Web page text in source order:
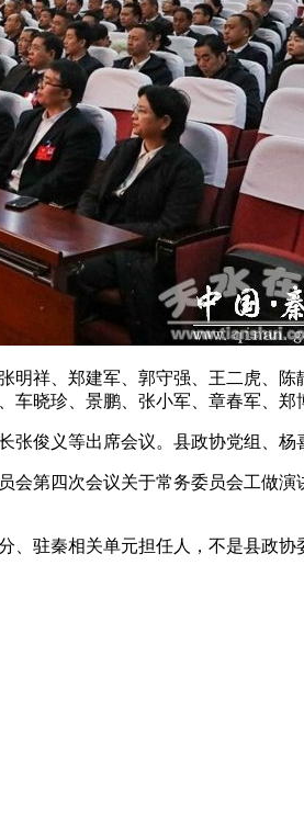
、郑建军、郭守强、王二虎、陈
晓珍、景鹏、张小军、章春军、郑
俊义等出席会议。县政协党组、杨
四次会议关于常务委员会工做演
秦相关单元担任人，不是县政协